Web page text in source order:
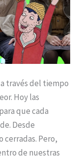
través del tiempo
Hoy las
que cada
Desde
cerradas. Pero,
de nuestras